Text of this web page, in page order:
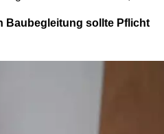
Baubegleitung sollte Pflicht